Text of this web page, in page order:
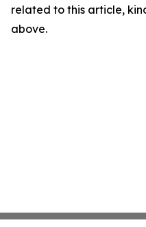
related to this article,
above.